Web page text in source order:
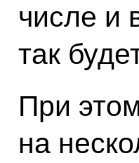
числе и
так
При
на